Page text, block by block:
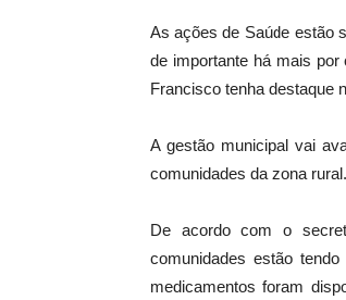
As ações de Saúde estão
de importante há mais
Francisco tenha destaque
A gestão municipal vai
comunidades da zona rural.
De acordo com o
comunidades estão
medicamentos foram